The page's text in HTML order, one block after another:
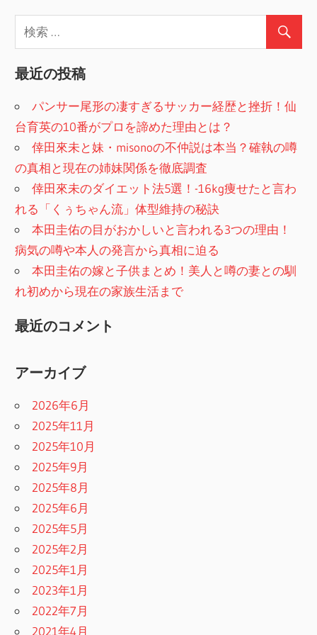
最近の投稿
パンサー尾形の凄すぎるサッカー経歴と挫折！仙
台育英の10番がプロを諦めた理由とは？
倖田來未と妹・misonoの不仲説は本当？確執の噂
の真相と現在の姉妹関係を徹底調査
倖田來未のダイエット法5選！-16kg痩せたと言わ
れる「くぅちゃん流」体型維持の秘訣
本田圭佑の目がおかしいと言われる3つの理由！
病気の噂や本人の発言から真相に迫る
本田圭佑の嫁と子供まとめ！美人と噂の妻との馴
れ初めから現在の家族生活まで
最近のコメント
アーカイブ
2026年6月
2025年11月
2025年10月
2025年9月
2025年8月
2025年6月
2025年5月
2025年2月
2025年1月
2023年1月
2022年7月
2021年4月